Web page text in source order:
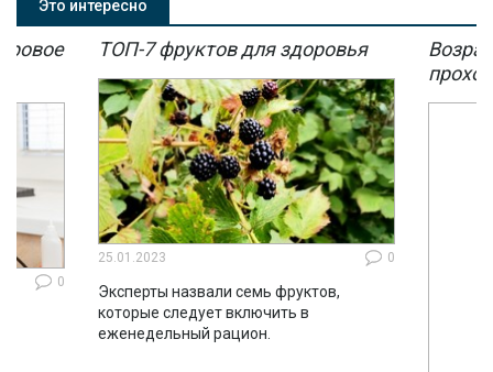
Это интересно
0
ТОП-7 фруктов для здоровья
25.01.2023 0
Эксперты назвали семь фруктов,
которые следует включить в
еженедельный рацион.